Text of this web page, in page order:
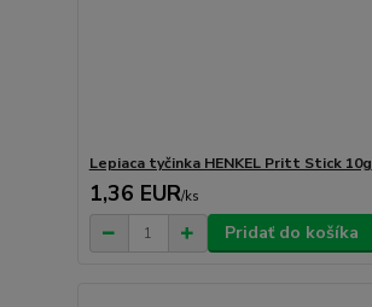
Lepiaca tyčinka HENKEL Pritt Stick 10g
1,36 EUR/ks
Pridať do košíka